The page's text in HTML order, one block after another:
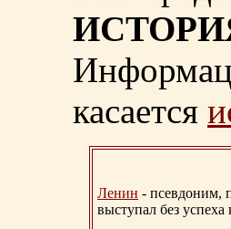
касается
Ленин - псевдоним,
выступал без